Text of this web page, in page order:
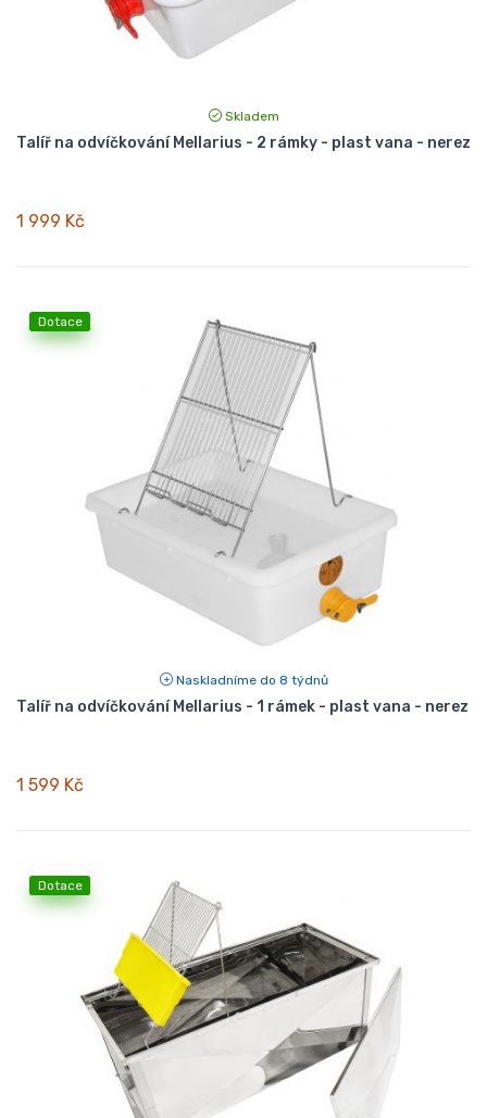
Skladem
Talíř na odvíčkování Mellarius - 2 rámky - plast vana - nerez
1 999 Kč
Dotace
Naskladníme do 8 týdnů
Talíř na odvíčkování Mellarius - 1 rámek - plast vana - nerez
1 599 Kč
Dotace